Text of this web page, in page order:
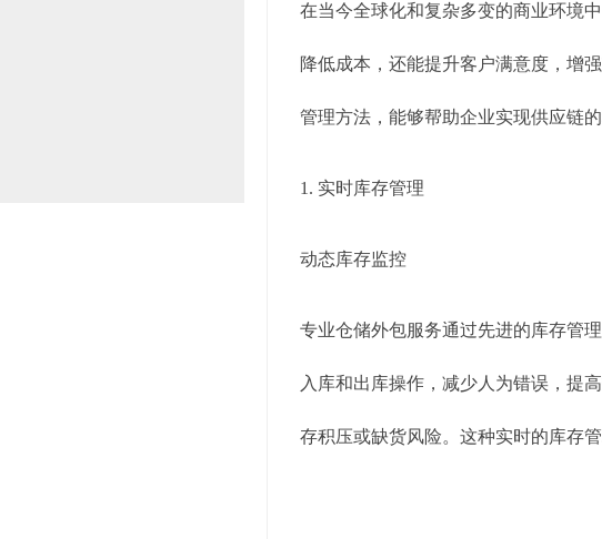
储 与 配 送
务 金 牌 企
在当今全球化和复杂多变的商业环境
降低成本，还能提升客户满意度，增
管理方法，能够帮助企业实现供应链
1. 实时库存管理
动态库存监控
专业仓储外包服务通过先进的库存管
入库和出库操作，减少人为错误，提
存积压或缺货风险。这种实时的库存